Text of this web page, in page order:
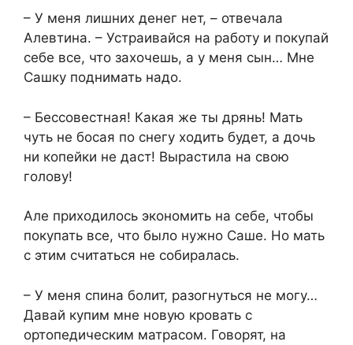
– У меня лишних денег нет, – отвечала
Алевтина. – Устраивайся на работу и покупай
себе все, что захочешь, а у меня сын… Мне
Сашку поднимать надо.
– Бессовестная! Какая же ты дрянь! Мать
чуть не босая по снегу ходить будет, а дочь
ни копейки не даст! Вырастила на свою
голову!
Але приходилось экономить на себе, чтобы
покупать все, что было нужно Саше. Но мать
с этим считаться не собиралась.
– У меня спина болит, разогнуться не могу…
Давай купим мне новую кровать с
ортопедическим матрасом. Говорят, на